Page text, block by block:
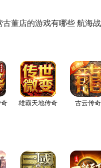
古董店的游戏有哪些航海
雄霸天地传奇 古云传奇